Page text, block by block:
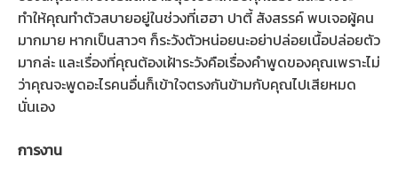
ทำให้คุณทำตัวสบายอยู่ในช่วงที่เฮฮา ปาตี้ สังสรรค์ พบเจอผู้คน
มากมาย หากเป็นสาวๆ ก็ระวังตัวหน่อยนะอย่าปล่อยเนื้อปล่อยตัว
มากล่ะ และเรื่องที่คุณต้องเฝ้าระวังคือเรื่องคำพูดของคุณเพราะไม่
ว่าคุณจะพูดอะไรคนอื่นก็เข้าใจตรงกันข้ามกับคุณไปเสียหมด
นั่นเอง
การงาน